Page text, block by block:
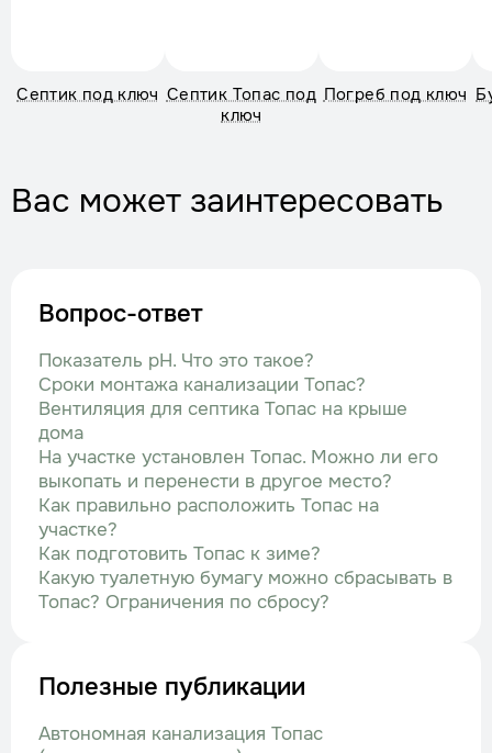
Септик под ключ Септик Топас под
ключ
Погреб под ключ
Вас может заинтересовать
Вопрос-ответ
Показатель рН. Что это такое?
Сроки монтажа канализации Топас?
Вентиляция для септика Топас на крыше
дома
На участке установлен Топас. Можно ли его
выкопать и перенести в другое место?
Как правильно расположить Топас на
участке?
Как подготовить Топас к зиме?
Какую туалетную бумагу можно сбрасывать в
Топас? Ограничения по сбросу?
Полезные публикации
Автономная канализация Топас